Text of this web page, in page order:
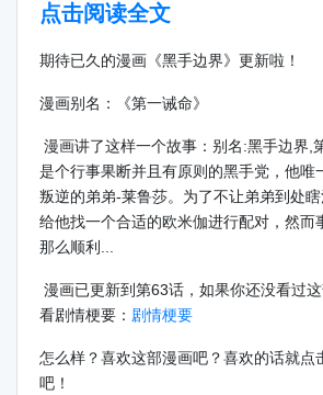
点击阅读全文
期待已久的漫画《黑手边界》更新啦！
漫画别名：《第一诫命》
漫画讲了这样一个故事：别名:黑手边界,
是个行事果断并且有原则的黑手党，他唯
叛逆的弟弟-莱鲁莎。为了不让弟弟到处
给他找一个合适的欧米伽进行配对，然而
那么顺利...
漫画已更新到第63话，如果你还没看过
看剧情梗要： 剧情梗要
怎么样？喜欢这部漫画吧？喜欢的话就点
吧！